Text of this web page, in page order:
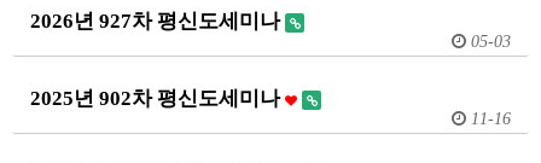
2026년 927차 평신도세미나
05-03
2025년 902차 평신도세미나
11-16